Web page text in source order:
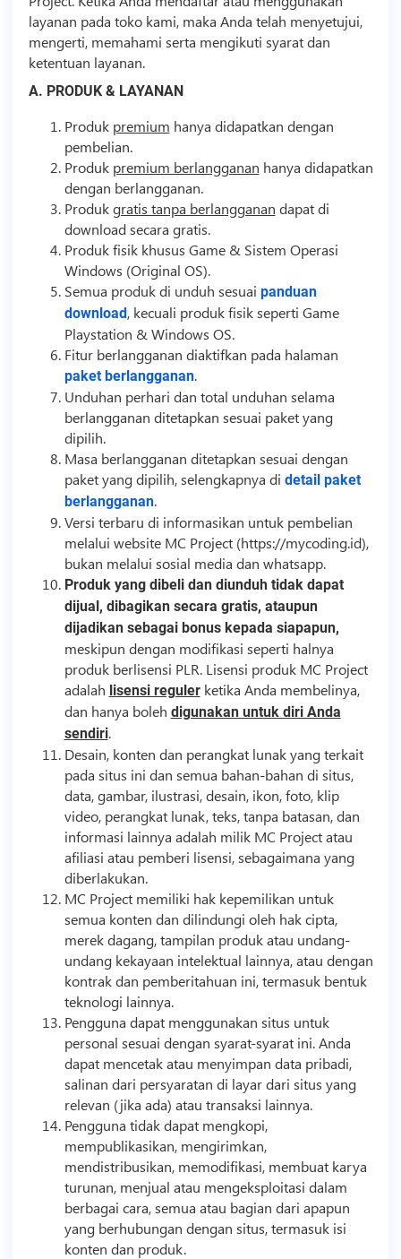
layanan pada toko kami, maka Anda telah menyetujui,
mengerti, memahami serta mengikuti syarat dan
ketentuan layanan.
A. PRODUK & LAYANAN
Produk premium hanya didapatkan dengan
pembelian.
Produk premium berlangganan hanya didapatkan
dengan berlangganan.
Produkgratis tanpa berlangganan dapat di
download secara gratis.
Produk fisik khusus Game & Sistem Operasi
Windows (Original OS).
Semua produk di unduh sesuai panduan
download, kecuali produk fisik seperti Game
Playstation & Windows OS.
Fitur berlangganan diaktifkan pada halaman
paket berlangganan.
Unduhan perhari dan total unduhan selama
berlangganan ditetapkan sesuai paket yang
dipilih.
Masa berlangganan ditetapkan sesuai dengan
paket yang dipilih, selengkapnya di detail paket
berlangganan.
Versi terbaru di informasikan untuk pembelian
melalui website MC Project (https://mycoding.id),
bukan melalui sosial media dan whatsapp.
Produk yang dibeli dan diunduh tidak dapat
dijual, dibagikan secara gratis, ataupun
dijadikan sebagai bonus kepada siapapun,
meskipun dengan modifikasi seperti halnya
produk berlisensi PLR. Lisensi produk MC Project
adalah lisensi regulerketika Anda membelinya,
dan hanya boleh digunakan untuk diri Anda
sendiri.
Desain, konten dan perangkat lunak yang terkait
pada situs ini dan semua bahan-bahan di situs,
data, gambar, ilustrasi, desain, ikon, foto, klip
video, perangkat lunak, teks, tanpa batasan, dan
informasi lainnya adalah milik MC Project atau
afiliasi atau pemberi lisensi, sebagaimana yang
diberlakukan.
MC Project memiliki hak kepemilikan untuk
semua konten dan dilindungi oleh hak cipta,
merek dagang, tampilan produk atau undang-
undang kekayaan intelektual lainnya, atau dengan
kontrak dan pemberitahuan ini, termasuk bentuk
teknologi lainnya.
Pengguna dapat menggunakan situs untuk
personal sesuai dengan syarat-syarat ini. Anda
dapat mencetak atau menyimpan data pribadi,
salinan dari persyaratan di layar dari situs yang
relevan (jika ada) atau transaksi lainnya.
Pengguna tidak dapat mengkopi,
mempublikasikan, mengirimkan,
mendistribusikan, memodifikasi, membuat karya
turunan, menjual atau mengeksploitasi dalam
berbagai cara, semua atau bagian dari apapun
yang berhubungan dengan situs, termasuk isi
konten dan produk.